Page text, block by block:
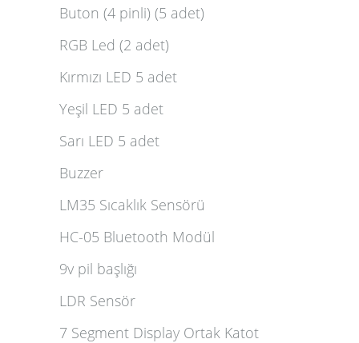
Buton (4 pinli) (5 adet)
RGB Led (2 adet)
Kırmızı LED 5 adet
Yeşil LED 5 adet
Sarı LED 5 adet
Buzzer
LM35 Sıcaklık Sensörü
HC-05 Bluetooth Modül
9v pil başlığı
LDR Sensör
7 Segment Display Ortak Katot